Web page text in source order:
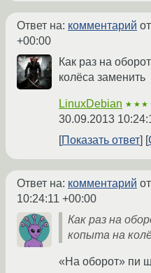
Ответ на: комментарий
+00:00
Как раз на
колёса заменить
LinuxDebian
30.09.2013
Показать ответ
Ответ на: комментарий
10:24:11 +00:00
Как раз на
копыта на
«На оборот» пи